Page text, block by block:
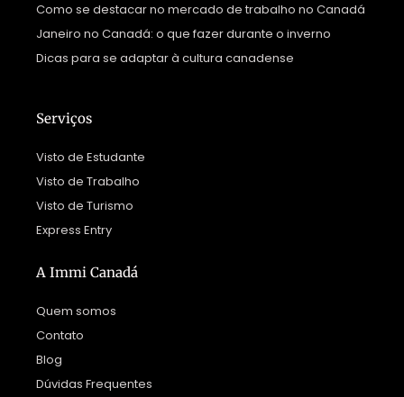
Como se destacar no mercado de trabalho no Canadá
Janeiro no Canadá: o que fazer durante o inverno
Dicas para se adaptar à cultura canadense
Serviços
Visto de Estudante
Visto de Trabalho
Visto de Turismo
Express Entry
A Immi Canadá
Quem somos
Contato
Blog
Dúvidas Frequentes